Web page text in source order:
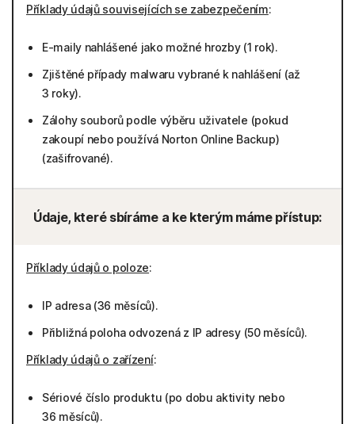
Příklady údajů souvisejících se zabezpečením:
E-maily nahlášené jako možné hrozby (1 rok).
Zjištěné případy malwaru vybrané k nahlášení (až
3 roky).
Zálohy souborů podle výběru uživatele (pokud
zakoupí nebo používá Norton Online Backup)
(zašifrované).
Údaje, které sbíráme a ke kterým máme přístup:
Příklady údajů o poloze:
IP adresa (36 měsíců).
Přibližná poloha odvozená z IP adresy (50 měsíců).
Příklady údajů o zařízení:
Sériové číslo produktu (po dobu aktivity nebo
36 měsíců).